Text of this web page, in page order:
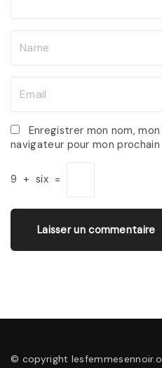
*
a
i
l
Enregistrer mon nom,
navigateur pour mon
9 + six =
© copyright